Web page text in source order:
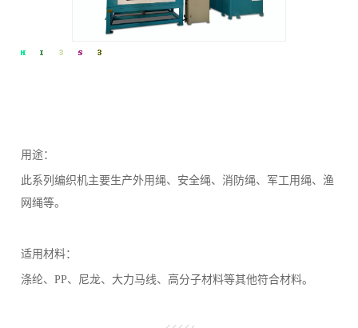
用途：
此系列编织机主要生产外用绳、安全绳、消防绳、军工用绳、渔
网绳等。
适用材料：
涤纶、 PP、尼龙、大力马线、高分子材料等其他符合材料。